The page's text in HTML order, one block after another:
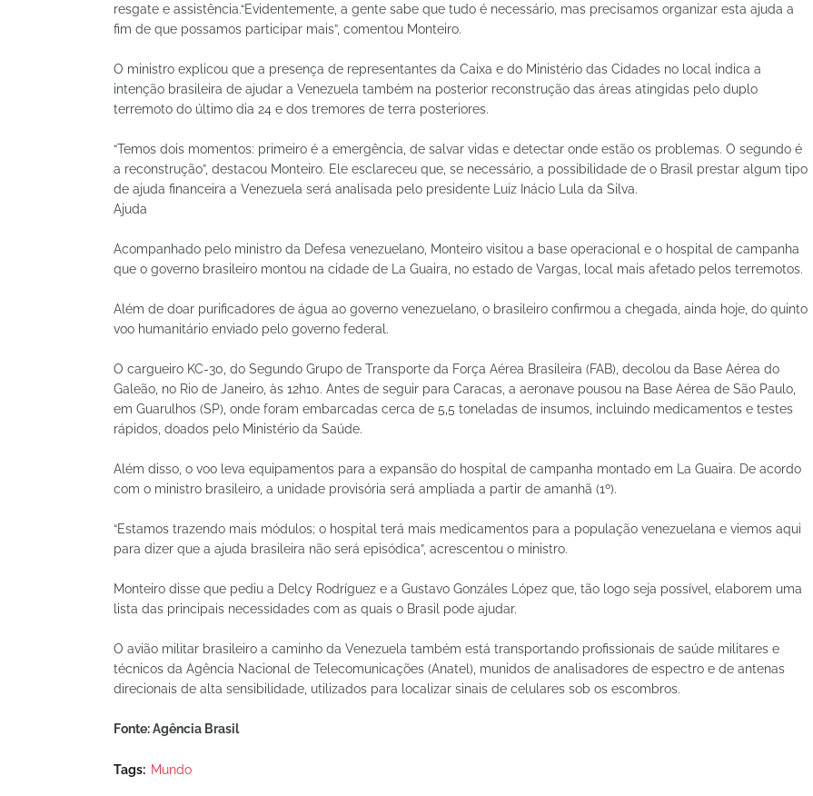
resgate e assistência.“Evidentemente, a gente sabe que tudo é necessário, mas precisamos organizar esta ajuda a
fim de que possamos participar mais”, comentou Monteiro.
O ministro explicou que a presença de representantes da Caixa e do Ministério das Cidades no local indica a
intenção brasileira de ajudar a Venezuela também na posterior reconstrução das áreas atingidas pelo duplo
terremoto do último dia 24 e dos tremores de terra posteriores.
“Temos dois momentos: primeiro é a emergência, de salvar vidas e detectar onde estão os problemas. O segundo é
a reconstrução”, destacou Monteiro. Ele esclareceu que, se necessário, a possibilidade de o Brasil prestar algum tipo
de ajuda financeira a Venezuela será analisada pelo presidente Luiz Inácio Lula da Silva.
Ajuda
Acompanhado pelo ministro da Defesa venezuelano, Monteiro visitou a base operacional e o hospital de campanha
que o governo brasileiro montou na cidade de La Guaira, no estado de Vargas, local mais afetado pelos terremotos.
Além de doar purificadores de água ao governo venezuelano, o brasileiro confirmou a chegada, ainda hoje, do quinto
voo humanitário enviado pelo governo federal.
O cargueiro KC-30, do Segundo Grupo de Transporte da Força Aérea Brasileira (FAB), decolou da Base Aérea do
Galeão, no Rio de Janeiro, às 12h10. Antes de seguir para Caracas, a aeronave pousou na Base Aérea de São Paulo,
em Guarulhos (SP), onde foram embarcadas cerca de 5,5 toneladas de insumos, incluindo medicamentos e testes
rápidos, doados pelo Ministério da Saúde.
Além disso, o voo leva equipamentos para a expansão do hospital de campanha montado em La Guaira. De acordo
com o ministro brasileiro, a unidade provisória será ampliada a partir de amanhã (1º).
“Estamos trazendo mais módulos; o hospital terá mais medicamentos para a população venezuelana e viemos aqui
para dizer que a ajuda brasileira não será episódica”, acrescentou o ministro.
Monteiro disse que pediu a Delcy Rodríguez e a Gustavo Gonzáles López que, tão logo seja possível, elaborem uma
lista das principais necessidades com as quais o Brasil pode ajudar.
O avião militar brasileiro a caminho da Venezuela também está transportando profissionais de saúde militares e
técnicos da Agência Nacional de Telecomunicações (Anatel), munidos de analisadores de espectro e de antenas
direcionais de alta sensibilidade, utilizados para localizar sinais de celulares sob os escombros.
Fonte: Agência Brasil
Tags: Mundo